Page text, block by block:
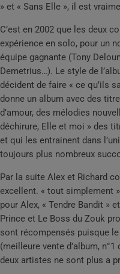
» et « Sans Elle », il est
C’est en 2002 que les deux
expérience en solo, pour un
équipe gagnante (Tony
Demetrius…). Le style de
décident de faire « ce qu’ils
donne un album avec des
d’amour, des mélodies
déchirure, Elle et moi » des
et qui les entrainent dans
toujours plus nombreux
Par la suite Alex et Richard
excellent. « tout simplement
pour Alex, « Tendre Bandit »
Prince et Le Boss du Zouk
sont récompensés puisque
(meilleure vente d’album,
deux artistes ne sont plus a